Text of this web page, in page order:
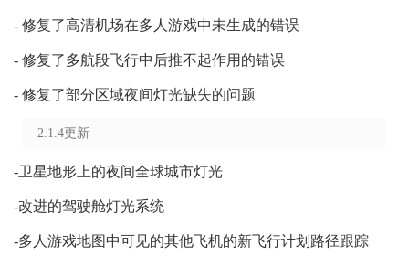
- 修复了高清机场在多人游戏中未生成的错误
- 修复了多航段飞行中后推不起作用的错误
- 修复了部分区域夜间灯光缺失的问题
2.1.4更新
-卫星地形上的夜间全球城市灯光
-改进的驾驶舱灯光系统
-多人游戏地图中可见的其他飞机的新飞行计划路径跟踪